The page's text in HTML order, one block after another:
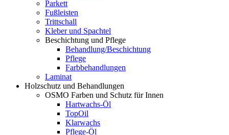
Parkett
Fußleisten
Trittschall
Kleber und Spachtel
Beschichtung und Pflege
Behandlung/Beschichtung
Pflege
Farbbehandlungen
Laminat
Holzschutz und Behandlungen
OSMO Farben und Schutz für Innen
Hartwachs-Öl
TopOil
Klarwachs
Pflege-Öl